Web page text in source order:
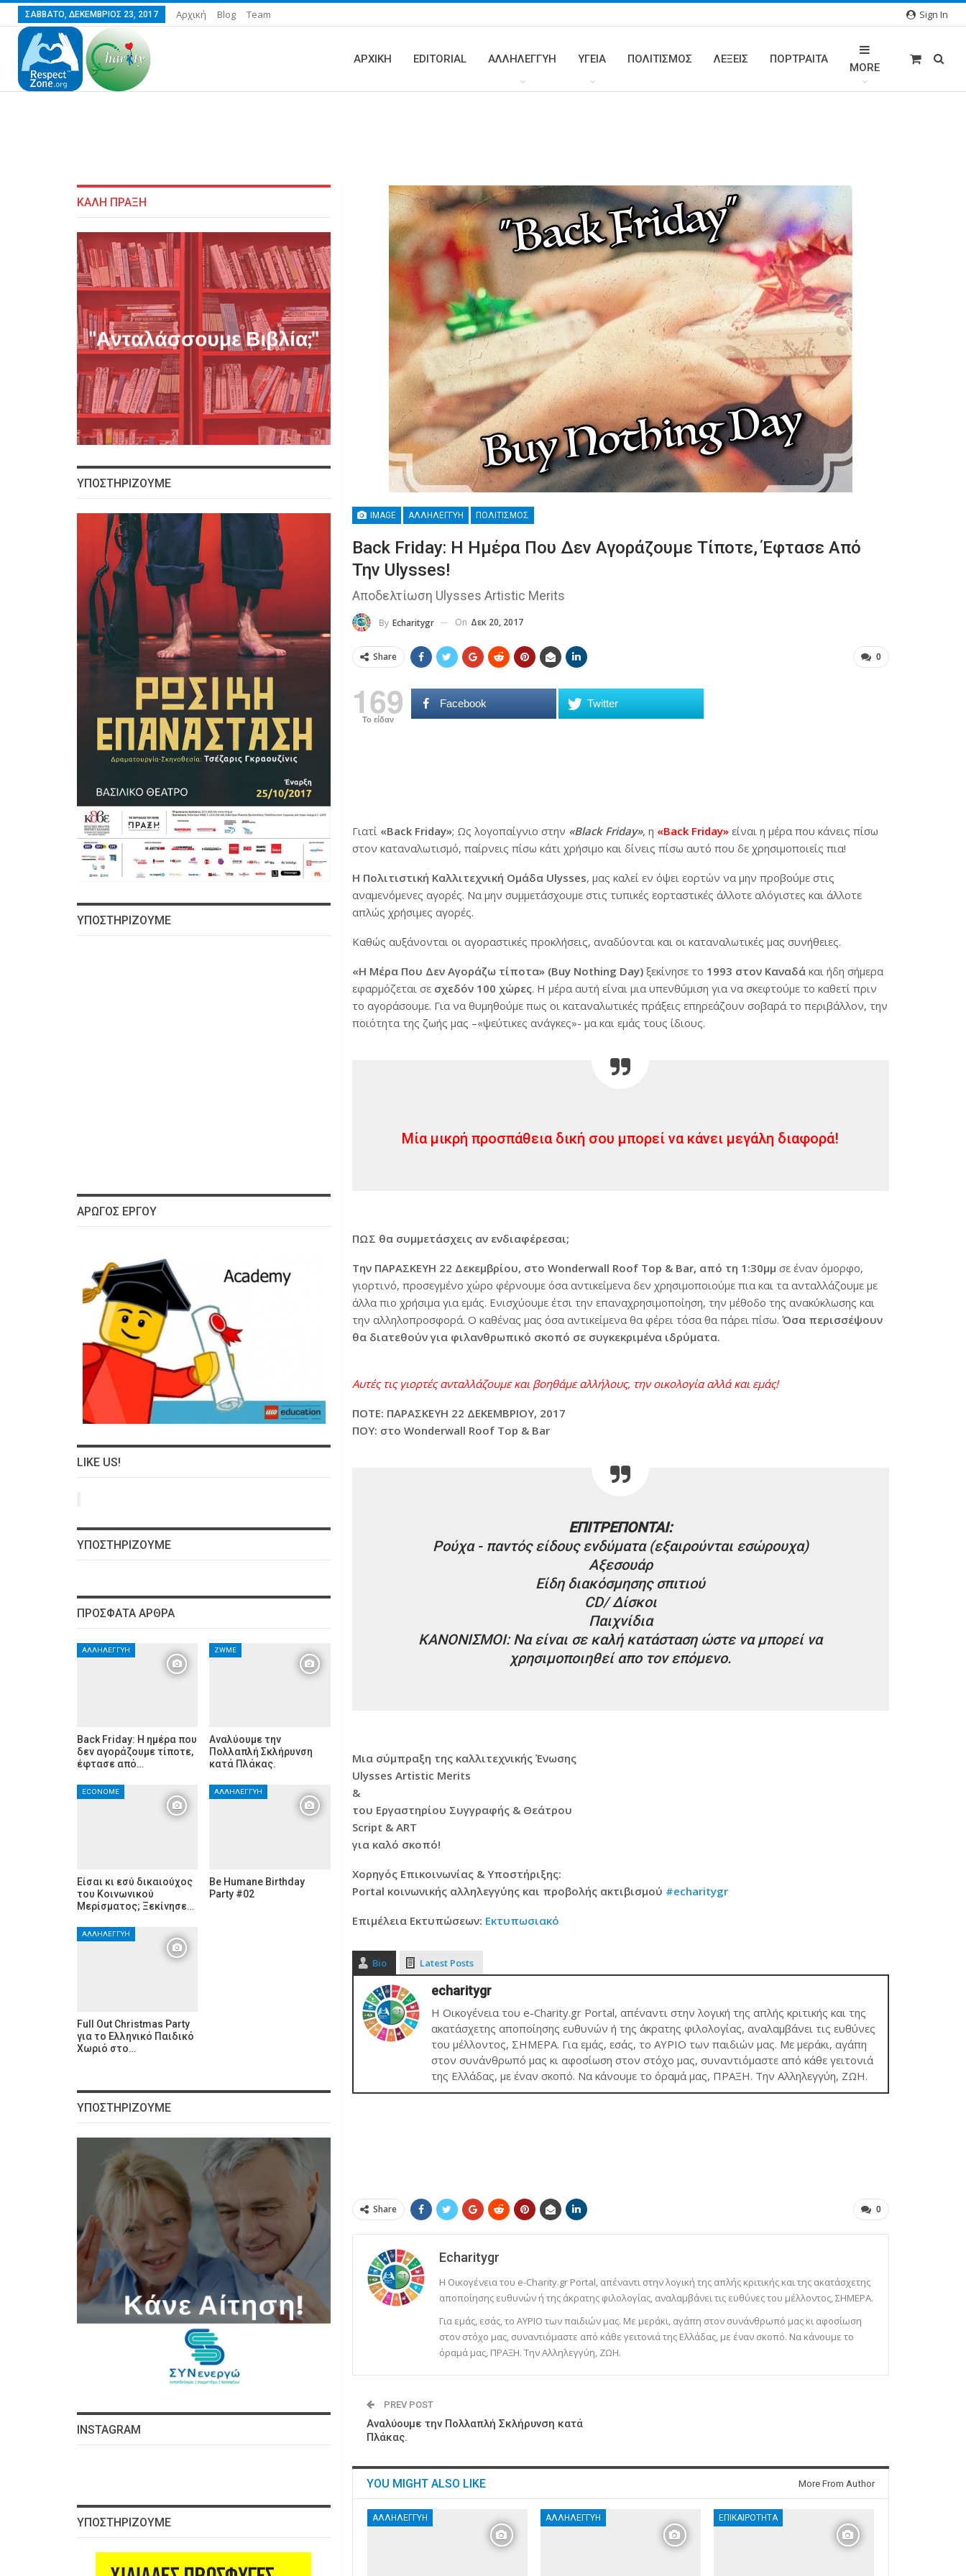
ΣΆΒΒΑΤΟ, ΔΕΚΈΜΒΡΙΟΣ 23, 2017 Αρχική Blog Team Sign In
ΑΡΧΙΚΗ EDITORIAL ΑΛΛΗΛΕΓΓΥΗ ΥΓΕΊΑ ΠΟΛΙΤΙΣΜΟΣ ΛΕΞΕΙΣ ΠΟΡΤΡΑΊΤΑ
MORE
IMAGE ΑΛΛΗΛΕΓΓΎΗ ΠΟΛΙΤΙΣΜΌΣ
Back Friday: H Ημέρα Που Δεν Αγοράζουμε Τίποτε, Έφτασε Από
Την Ulysses!
Αποδελτίωση Ulysses Artistic Merits
By Echaritygr On Δεκ 20, 2017
Share 0
169
Το είδαν
Facebook Twitter
Γιατί «Back Friday»; Ως λογοπαίγνιο στην «Black Friday», η «Back Friday»είναι η μέρα που κάνεις πίσω
στον καταναλωτισμό, παίρνεις πίσω κάτι χρήσιμο και δίνεις πίσω αυτό που δε χρησιμοποιείς πια!
H Πολιτιστική Καλλιτεχνική Ομάδα Ulysses, μας καλεί εν όψει εορτών να μην προβούμε στις
αναμενόμενες αγορές. Να μην συμμετάσχουμε στις τυπικές εορταστικές άλλοτε αλόγιστες και άλλοτε
απλώς χρήσιμες αγορές.
Καθώς αυξάνονται οι αγοραστικές προκλήσεις, αναδύονται και οι καταναλωτικές μας συνήθειες.
«Η Μέρα Που Δεν Αγοράζω τίποτα» (Buy Nothing Day)ξεκίνησε το 1993 στον Καναδάκαι ήδη σήμερα
εφαρμόζεται σε σχεδόν 100 χώρες. Η μέρα αυτή είναι μια υπενθύμιση για να σκεφτούμε το καθετί πριν
το αγοράσουμε. Για να θυμηθούμε πως οι καταναλωτικές πράξεις επηρεάζουν σοβαρά το περιβάλλον, την
ποιότητα της ζωής μας –«ψεύτικες ανάγκες»- μα και εμάς τους ίδιους.
Μία μικρή προσπάθεια δική σου μπορεί να κάνει μεγάλη διαφορά!
ΠΩΣ θα συμμετάσχεις αν ενδιαφέρεσαι;
Την ΠΑΡΑΣΚΕΥΗ 22 Δεκεμβρίου, στο Wonderwall Roof Top & Bar, από τη 1:30μμ σε έναν όμορφο,
γιορτινό, προσεγμένο χώρο φέρνουμε όσα αντικείμενα δεν χρησιμοποιούμε πια και τα ανταλλάζουμε με
άλλα πιο χρήσιμα για εμάς. Ενισχύουμε έτσι την επαναχρησιμοποίηση, την μέθοδο της ανακύκλωσης και
την αλληλοπροσφορά. Ο καθένας μας όσα αντικείμενα θα φέρει τόσα θα πάρει πίσω. Όσα περισσέψουν
θα διατεθούν για φιλανθρωπικό σκοπό σε συγκεκριμένα ιδρύματα.
Αυτές τις γιορτές ανταλλάζουμε και βοηθάμε αλλήλους, την οικολογία αλλά και εμάς!
ΠΟΤΕ: ΠΑΡΑΣΚΕΥΗ 22 ΔΕΚΕΜΒΡΙΟΥ, 2017
ΠΟΥ: στο Wonderwall Roof Top & Bar
ΕΠΙΤΡΕΠΟΝΤΑΙ:
Ρούχα - παντός είδους ενδύματα (εξαιρούνται εσώρουχα)
Αξεσουάρ
Είδη διακόσμησης σπιτιού
CD/ Δίσκοι
Παιχνίδια
ΚΑΝΟΝΙΣΜΟΙ: Να είναι σε καλή κατάσταση ώστε να μπορεί να
χρησιμοποιηθεί απο τον επόμενο.
Μια σύμπραξη της καλλιτεχνικής Ένωσης
Ulysses Artistic Merits
&
του Εργαστηρίου Συγγραφής & Θεάτρου
Script & ART
για καλό σκοπό!
Χορηγός Επικοινωνίας & Υποστήριξης:
Portal κοινωνικής αλληλεγγύης και προβολής ακτιβισμού #echaritygr
Επιμέλεια Εκτυπώσεων: Εκτυπωσιακό
Bio Latest Posts
echaritygr
Η Οικογένεια του e-Charity.gr Portal, απέναντι στην λογική της απλής κριτικής και της
ακατάσχετης αποποίησης ευθυνών ή της άκρατης φιλολογίας, αναλαμβάνει τις ευθύνες
του μέλλοντος, ΣΗΜΕΡΑ. Για εμάς, εσάς, το ΑΥΡΙΟ των παιδιών μας. Με μεράκι, αγάπη
στον συνάνθρωπό μας κι αφοσίωση στον στόχο μας, συναντιόμαστε από κάθε γειτονιά
της Ελλάδας, με έναν σκοπό. Να κάνουμε το όραμά μας, ΠΡΑΞΗ. Την Αλληλεγγύη, ΖΩΗ.
Share 0
Echaritygr
Η Οικογένεια του e-Charity.gr Portal, απέναντι στην λογική της απλής κριτικής και της ακατάσχετης
αποποίησης ευθυνών ή της άκρατης φιλολογίας, αναλαμβάνει τις ευθύνες του μέλλοντος, ΣΗΜΕΡΑ.
Για εμάς, εσάς, το ΑΥΡΙΟ των παιδιών μας. Με μεράκι, αγάπη στον συνάνθρωπό μας κι αφοσίωση
στον στόχο μας, συναντιόμαστε από κάθε γειτονιά της Ελλάδας, με έναν σκοπό. Να κάνουμε το
όραμά μας, ΠΡΑΞΗ. Την Αλληλεγγύη, ΖΩΗ.
PREV POST
Αναλύουμε την Πολλαπλή Σκλήρυνση κατά
Πλάκας.
YOU MIGHT ALSO LIKE More From Author
ΑΛΛΗΛΕΓΓΎΗ ΑΛΛΗΛΕΓΓΎΗ ΕΠΙΚΑΙΡΌΤΗΤΑ
ΚΑΛΗ ΠΡΑΞΗ
ΥΠΟΣΤΗΡΙΖΟΥΜΕ
ΥΠΟΣΤΗΡΙΖΟΥΜΕ
ΑΡΩΓΌΣ ΈΡΓΟΥ
LIKE US!
ΥΠΟΣΤΗΡΊΖΟΥΜΕ
ΠΡΌΣΦΑΤΑ ΆΡΘΡΑ
ΑΛΛΗΛΕΓΓΎΗ
Back Friday: H ημέρα που
δεν αγοράζουμε τίποτε,
έφτασε από…
ZWME
Αναλύουμε την
Πολλαπλή Σκλήρυνση
κατά Πλάκας.
ECONOME
Είσαι κι εσύ δικαιούχος
του Κοινωνικού
Μερίσματος; Ξεκίνησε…
ΑΛΛΗΛΕΓΓΎΗ
Be Humane Birthday
Party #02
ΑΛΛΗΛΕΓΓΎΗ
Full Out Christmas Party
για το Ελληνικό Παιδικό
Χωριό στο…
ΥΠΟΣΤΗΡΊΖΟΥΜΕ
INSTAGRAM
ΥΠΟΣΤΗΡΊΖΟΥΜΕ